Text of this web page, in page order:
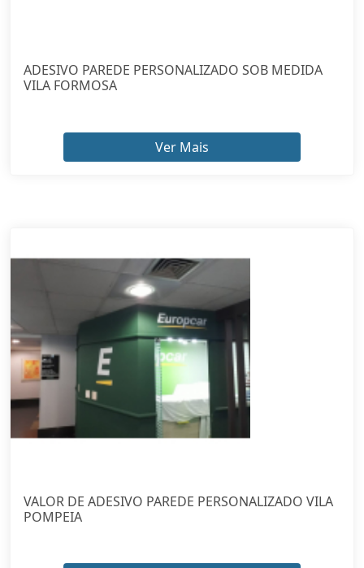
ADESIVO PAREDE PERSONALIZADO SOB MEDIDA
VILA FORMOSA
Ver Mais
VALOR DE ADESIVO PAREDE PERSONALIZADO VILA
POMPEIA